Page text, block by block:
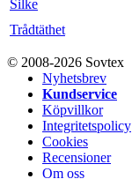
Silke
Trådtäthet
© 2008-2026 Sovtex
Nyhetsbrev
Kundservice
Köpvillkor
Integritetspolicy
Cookies
Recensioner
Om oss